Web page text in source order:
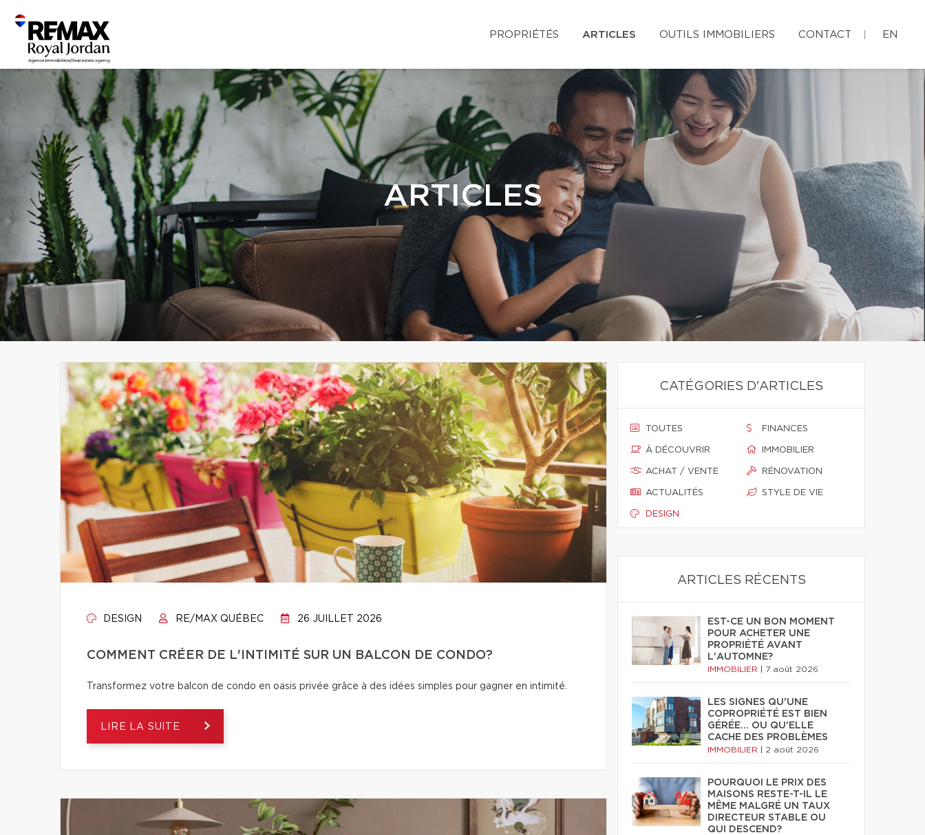
PROPRIÉTÉS ARTICLES OUTILS IMMOBILIERS CONTACT EN
ARTICLES
DESIGN RE/MAX QUÉBEC 26 JUILLET 2026
COMMENT CRÉER DE L'INTIMITÉ SUR UN BALCON DE CONDO?
Transformez votre balcon de condo en oasis privée grâce à des idées simples pour gagner en intimité.
LIRE LA SUITE
CATÉGORIES D'ARTICLES
TOUTES
À DÉCOUVRIR
ACHAT / VENTE
ACTUALITÉS
DESIGN
FINANCES
IMMOBILIER
RÉNOVATION
STYLE DE VIE
ARTICLES RÉCENTS
EST-CE UN BON MOMENT
POUR ACHETER UNE
PROPRIÉTÉ AVANT
L'AUTOMNE?
IMMOBILIER 7 août 2026
LES SIGNES QU'UNE
COPROPRIÉTÉ EST BIEN
GÉRÉE… OU QU'ELLE
CACHE DES PROBLÈMES
IMMOBILIER 2 août 2026
POURQUOI LE PRIX DES
MAISONS RESTE-T-IL LE
MÊME MALGRÉ UN TAUX
DIRECTEUR STABLE OU
QUI DESCEND?